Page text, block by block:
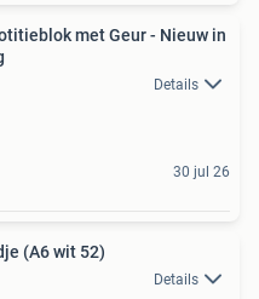
met Geur - Nieuw in
Details
30 jul 26
(A6 wit 52)
Details